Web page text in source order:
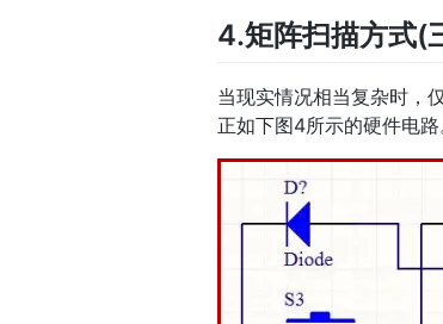
4.矩阵扫描方式(
当现实情况相当复杂时，
正如下图4所示的硬件电路